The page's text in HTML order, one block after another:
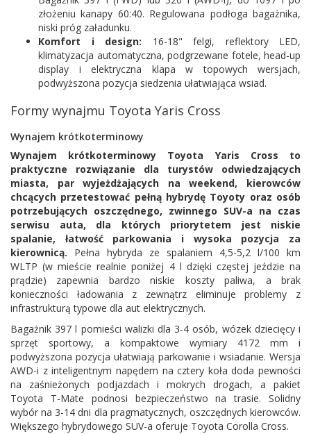
złożeniu kanapy 60:40. Regulowana podłoga bagażnika,
niski próg załadunku.
Komfort i design: 16-18" felgi, reflektory LED,
klimatyzacja automatyczna, podgrzewane fotele, head-up
display i elektryczna klapa w topowych wersjach,
podwyższona pozycja siedzenia ułatwiająca wsiad.
Formy wynajmu Toyota Yaris Cross
Wynajem krótkoterminowy
Wynajem krótkoterminowy Toyota Yaris Cross to
praktyczne rozwiązanie dla turystów odwiedzających
miasta, par wyjeżdżających na weekend, kierowców
chcących przetestować pełną hybrydę Toyoty oraz osób
potrzebujących oszczędnego, zwinnego SUV-a na czas
serwisu auta, dla których priorytetem jest niskie
spalanie, łatwość parkowania i wysoka pozycja za
kierownicą. Pełna hybryda ze spalaniem 4,5-5,2 l/100 km
WLTP (w mieście realnie poniżej 4 l dzięki częstej jeździe na
prądzie) zapewnia bardzo niskie koszty paliwa, a brak
konieczności ładowania z zewnątrz eliminuje problemy z
infrastrukturą typowe dla aut elektrycznych.
Bagażnik 397 l pomieści walizki dla 3-4 osób, wózek dziecięcy i
sprzęt sportowy, a kompaktowe wymiary 4172 mm i
podwyższona pozycja ułatwiają parkowanie i wsiadanie. Wersja
AWD-i z inteligentnym napędem na cztery koła doda pewności
na zaśnieżonych podjazdach i mokrych drogach, a pakiet
Toyota T-Mate podnosi bezpieczeństwo na trasie. Solidny
wybór na 3-14 dni dla pragmatycznych, oszczędnych kierowców.
Większego hybrydowego SUV-a oferuje Toyota Corolla Cross.